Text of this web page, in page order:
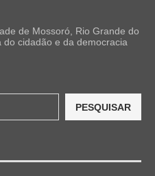
de Mossoró, Rio Grande do
cidadão e da democracia
PESQUISAR